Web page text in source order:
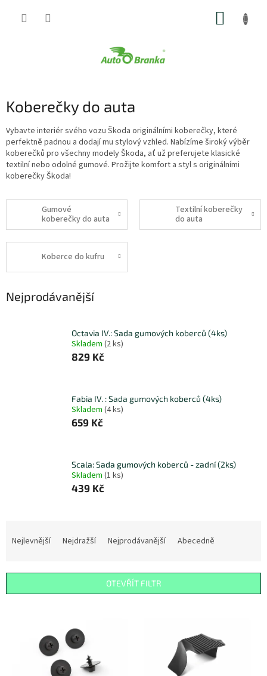
Koberečky do auta
Vybavte interiér svého vozu Škoda originálními koberečky, které
perfektně padnou a dodají mu stylový vzhled. Nabízíme široký výběr
koberečků pro všechny modely Škoda, ať už preferujete klasické
textilní nebo odolné gumové. Prožijte komfort a styl s originálními
koberečky Škoda!
Gumové
koberečky do auta
Textilní koberečky
do auta
Koberce do kufru
Nejprodávanější
Octavia IV.: Sada gumových koberců (4ks)
Skladem (2 ks)
829 Kč
Fabia IV. : Sada gumových koberců (4ks)
Skladem (4 ks)
659 Kč
Scala: Sada gumových koberců - zadní (2ks)
Skladem (1 ks)
439 Kč
í
Nejlevnější Nejdražší Nejprodávanější Abecedně
OTEVŘÍT FILTR